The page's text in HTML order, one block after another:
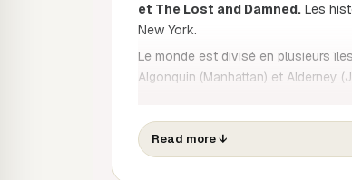
et The Lost and Damned.Les
New York.
Le monde est divisé en plusieurs
Algonquin (Manhattan) et Alderney
croiseront.
Read more↓